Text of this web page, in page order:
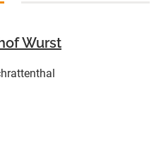
Wurst